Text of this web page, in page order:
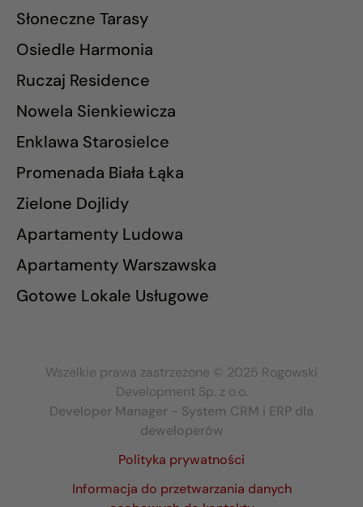
Słoneczne Tarasy
Osiedle Harmonia
Ruczaj Residence
Nowela Sienkiewicza
Enklawa Starosielce
Promenada Biała Łąka
Zielone Dojlidy
Apartamenty Ludowa
Apartamenty Warszawska
Gotowe Lokale Usługowe
Wszelkie prawa zastrzeżone © 2025 Rogowski
Development Sp. z o.o.
Developer Manager - System CRM i ERP dla
deweloperów
Polityka prywatności
Informacja do przetwarzania danych